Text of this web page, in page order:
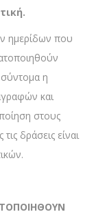
ημερίδων που
η
και
στους
δράσεις είναι